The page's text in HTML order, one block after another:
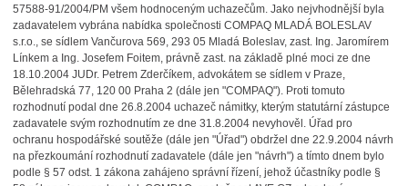
57588-91/2004/PM všem hodnoceným uchazečům. Jako nejvhodnější byla
zadavatelem vybrána nabídka společnosti COMPAQ MLADÁ BOLESLAV
s.r.o., se sídlem Vančurova 569, 293 05 Mladá Boleslav, zast. Ing. Jaromírem
Línkem a Ing. Josefem Foitem, právně zast. na základě plné moci ze dne
18.10.2004 JUDr. Petrem Zderčíkem, advokátem se sídlem v Praze,
Bělehradská 77, 120 00 Praha 2 (dále jen "COMPAQ"). Proti tomuto
rozhodnutí podal dne 26.8.2004 uchazeč námitky, kterým statutární zástupce
zadavatele svým rozhodnutím ze dne 31.8.2004 nevyhověl. Úřad pro
ochranu hospodářské soutěže (dále jen "Úřad") obdržel dne 22.9.2004 návrh
na přezkoumání rozhodnutí zadavatele (dále jen "návrh") a tímto dnem bylo
podle § 57 odst. 1 zákona zahájeno správní řízení, jehož účastníky podle §